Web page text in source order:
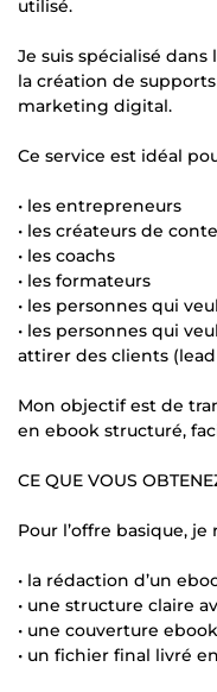
utilisé.
Je suis spécialisé
la création de
marketing digital.
Ce service est idéal
• les entrepreneurs
• les créateurs de
• les coachs
• les formateurs
• les personnes qui
• les personnes qui
attirer des clients
Mon objectif est de
en ebook structuré,
CE QUE VOUS
Pour l’offre basique, je
• la rédaction d’un
• une structure claire
• une couverture
• un fichier final livré